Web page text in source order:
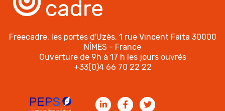
Freecadre, les portes d'Uzès, 1 rue Vincent Faita 30000
NÎMES - France
Ouverture de 9h à 17 h les jours ouvrés
+33(0)4 66 70 22 22